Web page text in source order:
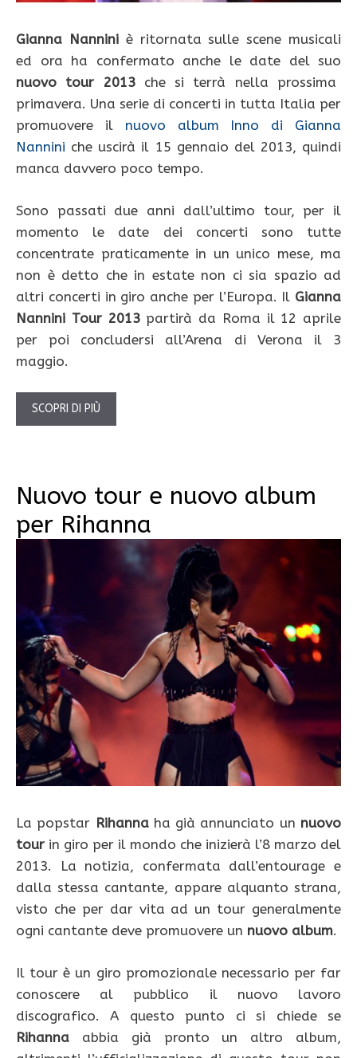
Gianna Nanniniè ritornata sulle scene musicali
ed ora ha confermato anche le date del suo
nuovo tour 2013che si terrà nella prossima
primavera. Una serie di concerti in tutta Italia per
promuovere il nuovo album Inno di Gianna
Nannini che uscirà il 15 gennaio del 2013, quindi
manca davvero poco tempo.
Sono passati due anni dall’ultimo tour, per il
momento le date dei concerti sono tutte
concentrate praticamente in un unico mese, ma
non è detto che in estate non ci sia spazio ad
altri concerti in giro anche per l’Europa. Il Gianna
Nannini Tour 2013partirà da Roma il 12 aprile
per poi concludersi all’Arena di Verona il 3
maggio.
SCOPRI DI PIÙ
Nuovo tour e nuovo album
per Rihanna
La popstar Rihannaha già annunciato un nuovo
tour in giro per il mondo che inizierà l’8 marzo del
2013. La notizia, confermata dall’entourage e
dalla stessa cantante, appare alquanto strana,
visto che per dar vita ad un tour generalmente
ogni cantante deve promuovere un nuovo album.
Il tour è un giro promozionale necessario per far
conoscere al pubblico il nuovo lavoro
discografico. A questo punto ci si chiede se
Rihanna abbia già pronto un altro album,